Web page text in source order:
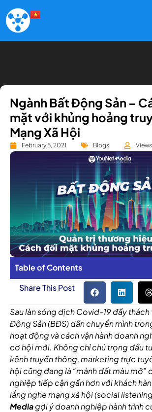
Ngành Bất Động Sản –
mặt với khủng hoảng
Mạng Xã Hội
February 5, 2021 Blogs
Table of Contents
Share This Post
Sau làn sóng dịch Covid-19 đầy thách
Động Sản (BĐS) dần chuyển mình
hoạt động và cách vận hành doanh
cơ hội mới. Không chỉ chú trọng đầu
kênh truyền thông, marketing trực
hội cũng đang là “mảnh đất màu mỡ”
nghiệp tiếp cận gần hơn với khách
lắng nghe mạng xã hội (social
Mediagợi ý doanh nghiệp hành trình